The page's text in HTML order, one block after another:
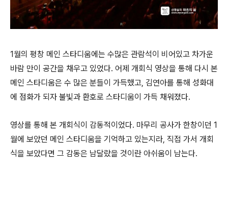
1월의 평창 메인 스타디움에는 수많은 관람석이 비어있고 차가운
바람 만이 공간을 채우고 있었다. 어제 개회식 영상을 통해 다시 본
메인 스타디움은 수 많은 분들이 가득했고, 김연아를 통해 성화대
에 점화가 되자 불빛과 환호로 스타디움이 가득 채워졌다.
영상를 통해 본 개회식이 감동적이었다. 마무리 공사가 한창이던 1
월에 보았던 메인 스타디움을 기억하고 있는지라, 직접 가서 개회
식을 보았다면 그 감동은 남달랐을 것이란 아쉬움이 남는다.